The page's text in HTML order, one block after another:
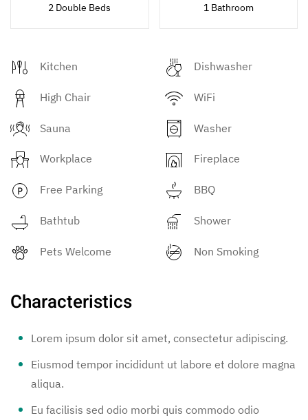
2 Double Beds 1 Bathroom
Kitchen Dishwasher
High Chair WiFi
Sauna Washer
Workplace Fireplace
Free Parking BBQ
Bathtub Shower
Pets Welcome Non Smoking
Characteristics
Lorem ipsum dolor sit amet, consectetur adipiscing.
Eiusmod tempor incididunt ut labore et dolore magna
aliqua.
Eu facilisis sed odio morbi quis commodo odio